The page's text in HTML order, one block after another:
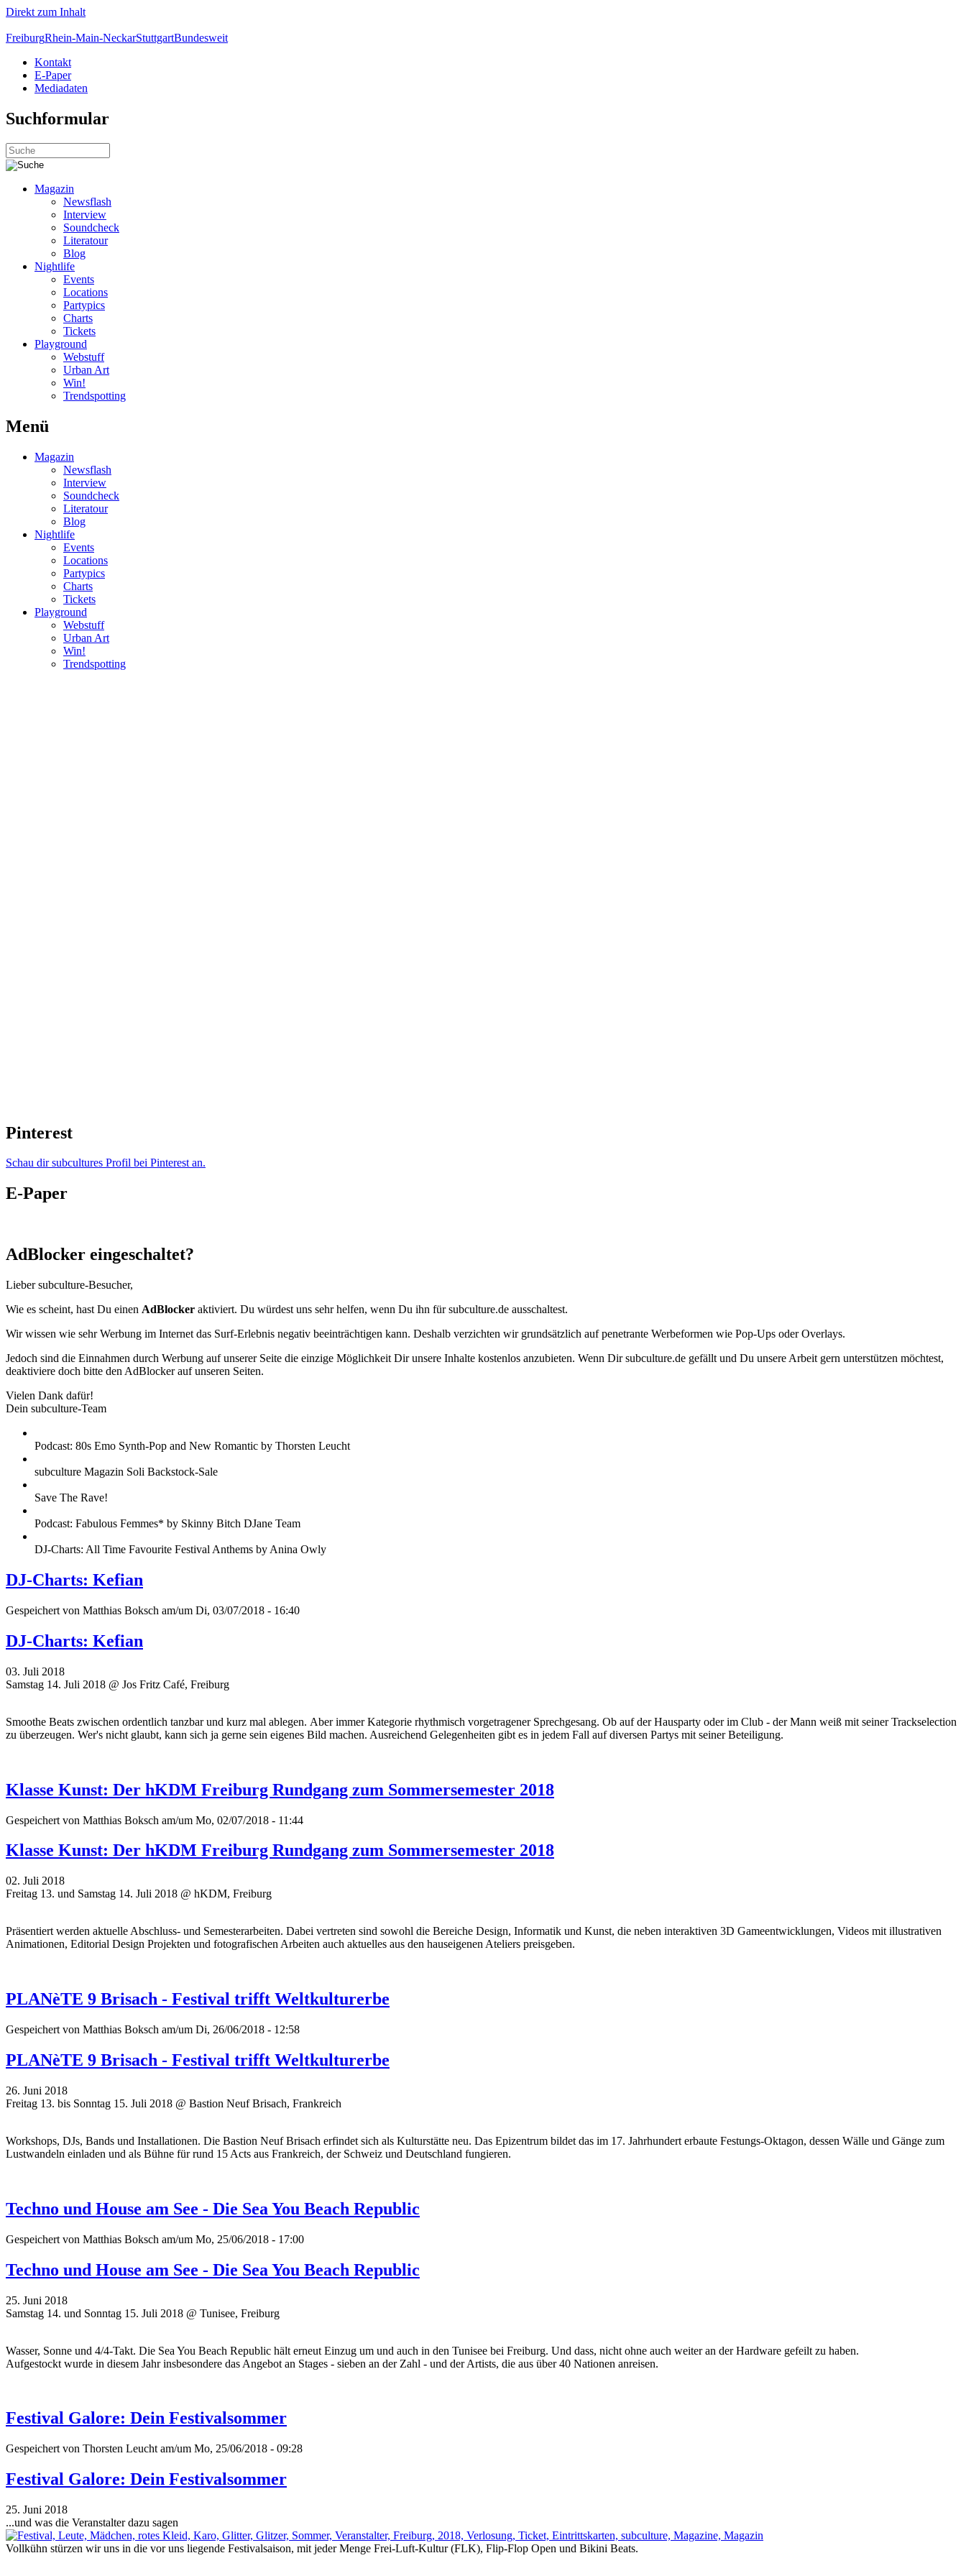
Direkt zum Inhalt
FreiburgRhein-Main-NeckarStuttgartBundesweit
Kontakt
E-Paper
Mediadaten
Suchformular
Magazin
Newsflash
Interview
Soundcheck
Literatour
Blog
Nightlife
Events
Locations
Partypics
Charts
Tickets
Playground
Webstuff
Urban Art
Win!
Trendspotting
Menü
Magazin
Newsflash
Interview
Soundcheck
Literatour
Blog
Nightlife
Events
Locations
Partypics
Charts
Tickets
Playground
Webstuff
Urban Art
Win!
Trendspotting
Pinterest
Schau dir subcultures Profil bei Pinterest an.
E-Paper
AdBlocker eingeschaltet?
Lieber subculture-Besucher,
Wie es scheint, hast Du einen AdBlocker aktiviert. Du würdest uns sehr helfen, wenn Du ihn für subculture.de ausschaltest.
Wir wissen wie sehr Werbung im Internet das Surf-Erlebnis negativ beeinträchtigen kann. Deshalb verzichten wir grundsätzlich auf penetrante Werbeformen wie Pop-Ups oder Overlays.
Jedoch sind die Einnahmen durch Werbung auf unserer Seite die einzige Möglichkeit Dir unsere Inhalte kostenlos anzubieten. Wenn Dir subculture.de gefällt und Du unsere Arbeit gern unterstützen möchtest,
deaktiviere doch bitte den AdBlocker auf unseren Seiten.
Vielen Dank dafür!
Dein subculture-Team
Podcast: 80s Emo Synth-Pop and New Romantic by Thorsten Leucht
subculture Magazin Soli Backstock-Sale
Save The Rave!
Podcast: Fabulous Femmes* by Skinny Bitch DJane Team
DJ-Charts: All Time Favourite Festival Anthems by Anina Owly
DJ-Charts: Kefian
Gespeichert von Matthias Boksch am/um Di, 03/07/2018 - 16:40
DJ-Charts: Kefian
03. Juli 2018
Samstag 14. Juli 2018 @ Jos Fritz Café, Freiburg
Smoothe Beats zwischen ordentlich tanzbar und kurz mal ablegen. Aber immer Kategorie rhythmisch vorgetragener Sprechgesang. Ob auf der Hausparty oder im Club - der Mann weiß mit seiner Trackselection
zu überzeugen. Wer's nicht glaubt, kann sich ja gerne sein eigenes Bild machen. Ausreichend Gelegenheiten gibt es in jedem Fall auf diversen Partys mit seiner Beteiligung.
Klasse Kunst: Der hKDM Freiburg Rundgang zum Sommersemester 2018
Gespeichert von Matthias Boksch am/um Mo, 02/07/2018 - 11:44
Klasse Kunst: Der hKDM Freiburg Rundgang zum Sommersemester 2018
02. Juli 2018
Freitag 13. und Samstag 14. Juli 2018 @ hKDM, Freiburg
Präsentiert werden aktuelle Abschluss- und Semesterarbeiten. Dabei vertreten sind sowohl die Bereiche Design, Informatik und Kunst, die neben interaktiven 3D Gameentwicklungen, Videos mit illustrativen
Animationen, Editorial Design Projekten und fotografischen Arbeiten auch aktuelles aus den hauseigenen Ateliers preisgeben.
PLANèTE 9 Brisach - Festival trifft Weltkulturerbe
Gespeichert von Matthias Boksch am/um Di, 26/06/2018 - 12:58
PLANèTE 9 Brisach - Festival trifft Weltkulturerbe
26. Juni 2018
Freitag 13. bis Sonntag 15. Juli 2018 @ Bastion Neuf Brisach, Frankreich
Workshops, DJs, Bands und Installationen. Die Bastion Neuf Brisach erfindet sich als Kulturstätte neu. Das Epizentrum bildet das im 17. Jahrhundert erbaute Festungs-Oktagon, dessen Wälle und Gänge zum
Lustwandeln einladen und als Bühne für rund 15 Acts aus Frankreich, der Schweiz und Deutschland fungieren.
Techno und House am See - Die Sea You Beach Republic
Gespeichert von Matthias Boksch am/um Mo, 25/06/2018 - 17:00
Techno und House am See - Die Sea You Beach Republic
25. Juni 2018
Samstag 14. und Sonntag 15. Juli 2018 @ Tunisee, Freiburg
Wasser, Sonne und 4/4-Takt. Die Sea You Beach Republic hält erneut Einzug um und auch in den Tunisee bei Freiburg. Und dass, nicht ohne auch weiter an der Hardware gefeilt zu haben.
Aufgestockt wurde in diesem Jahr insbesondere das Angebot an Stages - sieben an der Zahl - und der Artists, die aus über 40 Nationen anreisen.
Festival Galore: Dein Festivalsommer
Gespeichert von Thorsten Leucht am/um Mo, 25/06/2018 - 09:28
Festival Galore: Dein Festivalsommer
25. Juni 2018
...und was die Veranstalter dazu sagen
Vollkühn stürzen wir uns in die vor uns liegende Festivalsaison, mit jeder Menge Frei-Luft-Kultur (FLK), Flip-Flop Open und Bikini Beats.